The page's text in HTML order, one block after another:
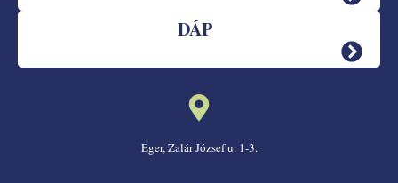
DÁP
Eger, Zalár József u. 1-3.